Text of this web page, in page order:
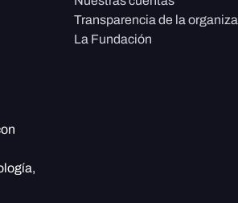
Transparencia de la
La Fundación